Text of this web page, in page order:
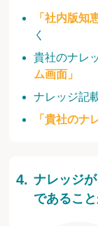
「社内版知
く
貴社のナレ
ム画面」
ナレッジ記
「貴社のナ
ナレッジ
であるこ